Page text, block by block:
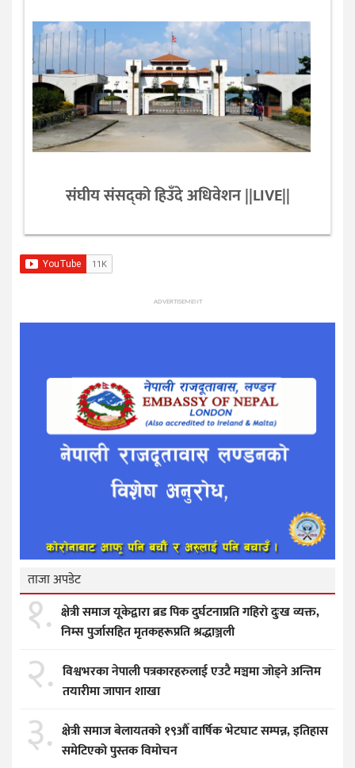
संघीय संसद्को हिउँदे अधिवेशन ||LIVE||
ADVERTISEMENT
ताजा अपडेट
१. क्षेत्री समाज यूकेद्वारा ब्रड पिक दुर्घटनाप्रति गहिरो दुःख व्यक्त,
निम्स पुर्जासहित मृतकहरूप्रति श्रद्धाञ्जली
२. विश्वभरका नेपाली पत्रकारहरुलाई एउटै मञ्चमा जोड्ने अन्तिम
तयारीमा जापान शाखा
३. क्षेत्री समाज बेलायतको १९औँ वार्षिक भेटघाट सम्पन्न, इतिहास
समेटिएको पुस्तक विमोचन